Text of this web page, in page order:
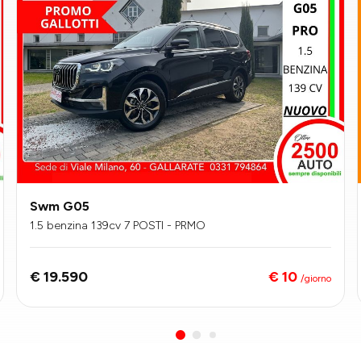
Swm G05
1.5 benzina 139cv 7 POSTI - PRMO
€ 19.590 € 10 /giorno